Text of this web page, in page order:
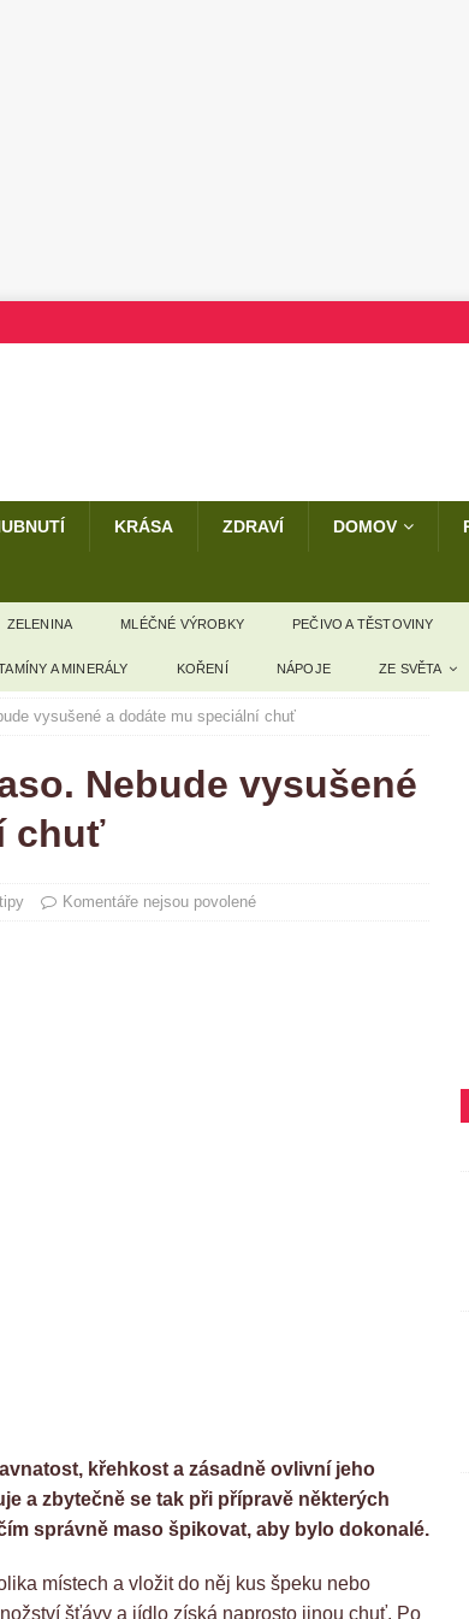
KRÁSA ZDRAVÍ DOMOV
ZELENINA MLÉČNÉ VÝROBKY PEČIVO A TĚSTOVINY
A MINERÁLY KOŘENÍ NÁPOJE ZE SVĚTA
vysušené a dodáte mu speciální chuť
Nebude vysušené
chuť
Komentáře nejsou povolené
křehkost a zásadně ovlivní jeho
a zbytečně se tak při přípravě některých
správně maso špikovat, aby bylo dokonalé.
místech a vložit do něj kus špeku nebo
šťávy a jídlo získá naprosto jinou chuť. Po